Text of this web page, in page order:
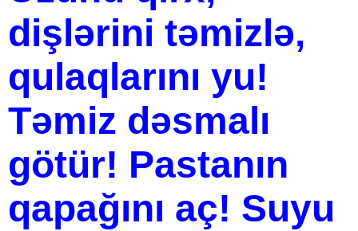
dişlərini təmizlə,
qulaqlarını yu!
Təmiz dəsmalı
götür! Pastanın
qapağını aç! Suyu